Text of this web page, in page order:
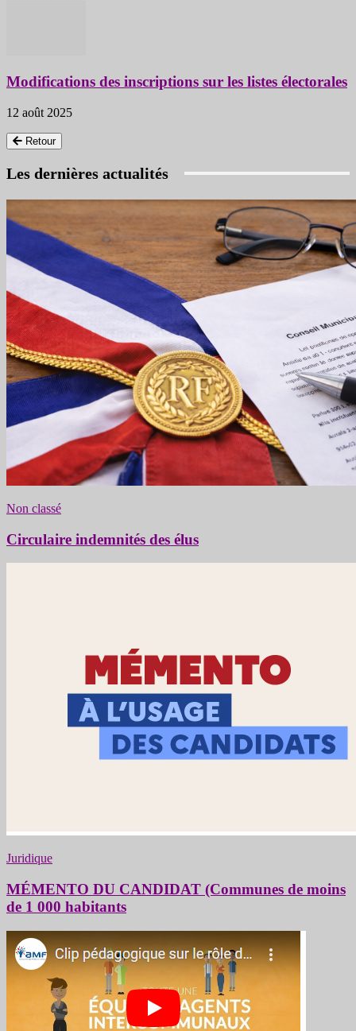
Modifications des inscriptions sur les listes électorales
12 août 2025
Retour
Les dernières actualités
Non classé
Circulaire indemnités des élus
Juridique
MÉMENTO DU CANDIDAT (Communes de moins
de 1 000 habitants